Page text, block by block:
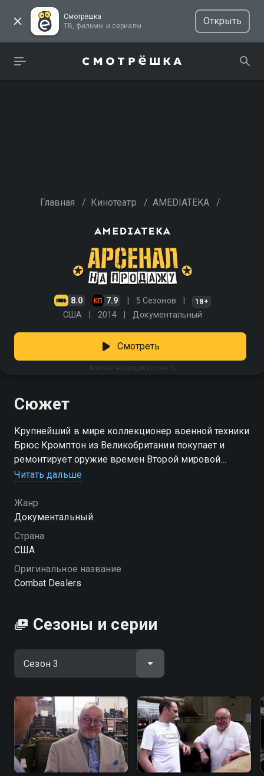
Смотрёшка
ТВ, фильмы и сериалы
Открыть
Главная / Кинотеатр / AMEDIATEKA /
8.0 7.9 5 Сезонов 18+
США 2014 Документальный
Арсенал на продажу (сезон 3)
Смотреть
Сюжет
Крупнейший в мире коллекционер военной техники
Брюс Кромптон из Великобритании покупает и
ремонтирует оружие времен Второй мировой
войны
Посмотреть онлайн 3 сезон сериала Арсенал на
продажу вы можете совершенно бесплатно в
хорошем HD качестве на Смотрёшке
Читать дальше
Жанр
Документальный
Страна
США
Оригинальное название
Combat Dealers
Сезоны и серии